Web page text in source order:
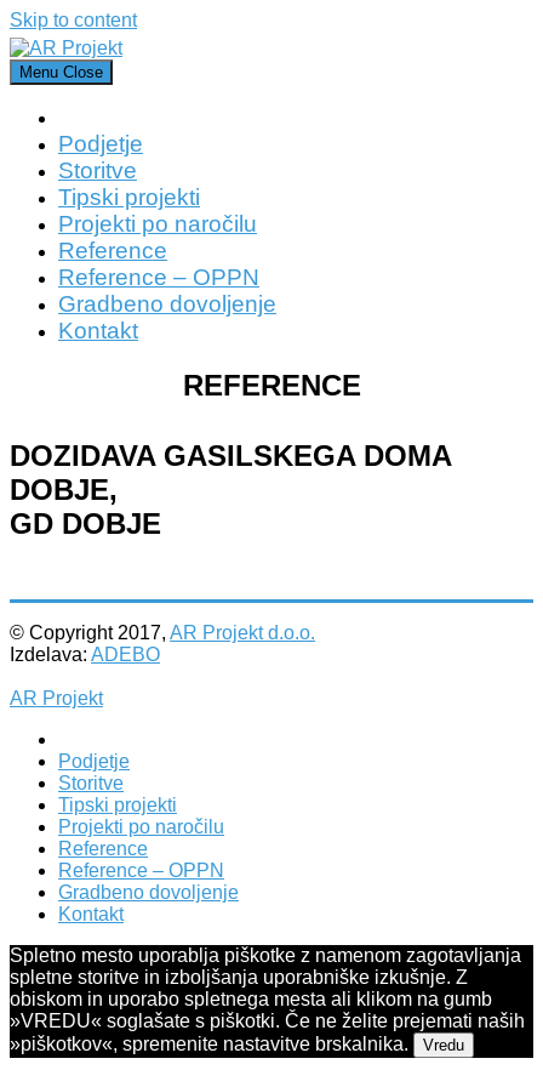
Skip to content
Menu Close
Podjetje
Storitve
Tipski projekti
Projekti po naročilu
Reference
Reference – OPPN
Gradbeno dovoljenje
Kontakt
REFERENCE
DOZIDAVA GASILSKEGA DOMA
DOBJE,
GD DOBJE
© Copyright 2017, AR Projekt d.o.o.
Izdelava: ADEBO
AR Projekt
Podjetje
Storitve
Tipski projekti
Projekti po naročilu
Reference
Reference – OPPN
Gradbeno dovoljenje
Kontakt
Spletno mesto uporablja piškotke z namenom zagotavljanja
spletne storitve in izboljšanja uporabniške izkušnje. Z
obiskom in uporabo spletnega mesta ali klikom na gumb
»VREDU« soglašate s piškotki. Če ne želite prejemati naših
»piškotkov«, spremenite nastavitve brskalnika.
Vredu